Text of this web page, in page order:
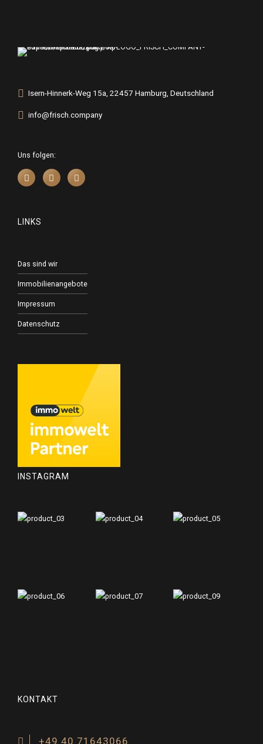
Isern-Hinnerk-Weg 15a, 22457 Hamburg, Deutschland
info@frisch.company
Uns folgen:
LINKS
Das sind wir
Immobilienangebote
Impressum
Datenschutz
INSTAGRAM
KONTAKT
+49 40 71643066